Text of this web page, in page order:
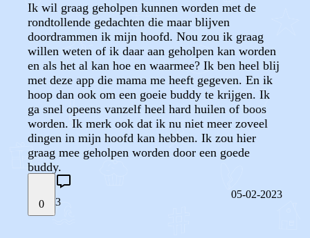
Ik wil graag geholpen kunnen worden met de
rondtollende gedachten die maar blijven
doordrammen ik mijn hoofd. Nou zou ik graag
willen weten of ik daar aan geholpen kan worden
en als het al kan hoe en waarmee? Ik ben heel blij
met deze app die mama me heeft gegeven. En ik
hoop dan ook om een goeie buddy te krijgen. Ik
ga snel opeens vanzelf heel hard huilen of boos
worden. Ik merk ook dat ik nu niet meer zoveel
dingen in mijn hoofd kan hebben. Ik zou hier
graag mee geholpen worden door een goede
buddy.
0 3
05-02-2023